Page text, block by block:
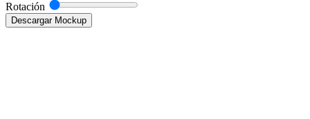
Rotación
Descargar Mockup